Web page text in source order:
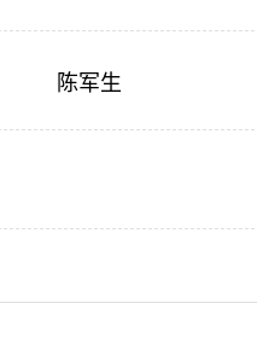
陈军生